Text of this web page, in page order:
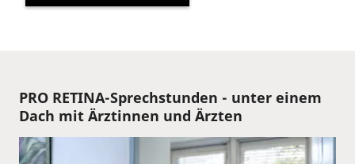
PRO RETINA-Sprechstunden - unter einem
Dach mit Ärztinnen und Ärzten